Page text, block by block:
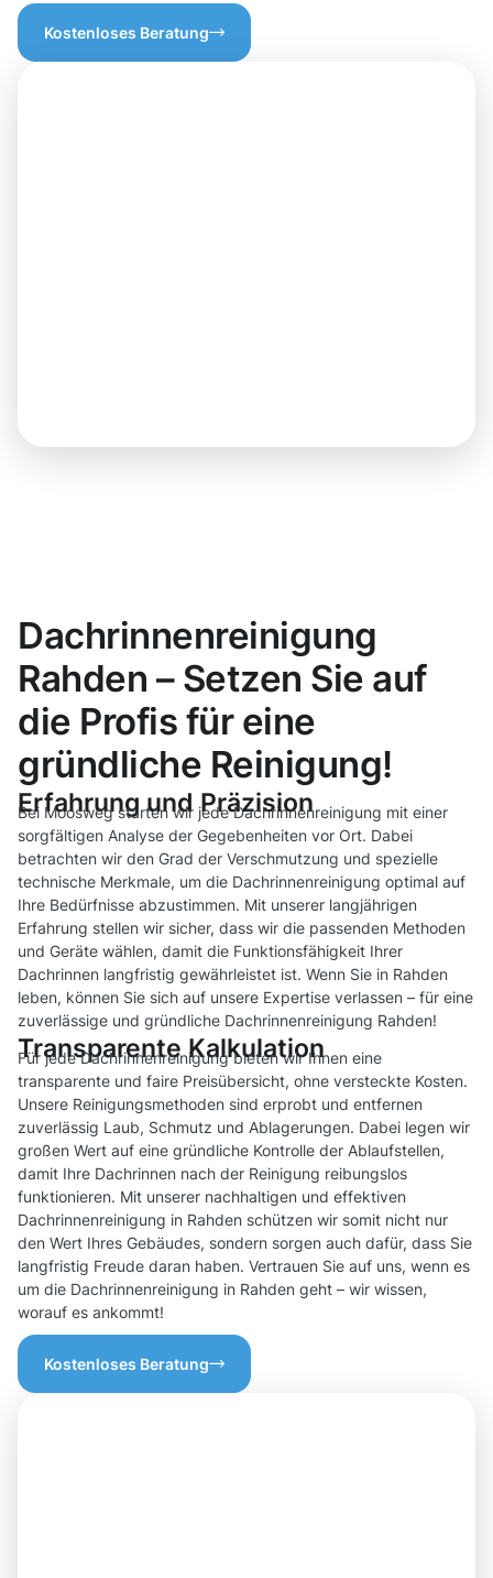
Kostenloses Beratung
Dachrinnenreinigung
Rahden – Setzen Sie auf
die Profis für eine
gründliche Reinigung!
Erfahrung und Präzision
Bei Moosweg starten wir jede Dachrinnenreinigung mit einer
sorgfältigen Analyse der Gegebenheiten vor Ort. Dabei
betrachten wir den Grad der Verschmutzung und spezielle
technische Merkmale, um die Dachrinnenreinigung optimal auf
Ihre Bedürfnisse abzustimmen. Mit unserer langjährigen
Erfahrung stellen wir sicher, dass wir die passenden Methoden
und Geräte wählen, damit die Funktionsfähigkeit Ihrer
Dachrinnen langfristig gewährleistet ist. Wenn Sie in Rahden
leben, können Sie sich auf unsere Expertise verlassen – für eine
zuverlässige und gründliche Dachrinnenreinigung Rahden!
Transparente Kalkulation
Für jede Dachrinnenreinigung bieten wir Ihnen eine
transparente und faire Preisübersicht, ohne versteckte Kosten.
Unsere Reinigungsmethoden sind erprobt und entfernen
zuverlässig Laub, Schmutz und Ablagerungen. Dabei legen wir
großen Wert auf eine gründliche Kontrolle der Ablaufstellen,
damit Ihre Dachrinnen nach der Reinigung reibungslos
funktionieren. Mit unserer nachhaltigen und effektiven
Dachrinnenreinigung in Rahden schützen wir somit nicht nur
den Wert Ihres Gebäudes, sondern sorgen auch dafür, dass Sie
langfristig Freude daran haben. Vertrauen Sie auf uns, wenn es
um die Dachrinnenreinigung in Rahden geht – wir wissen,
worauf es ankommt!
Kostenloses Beratung